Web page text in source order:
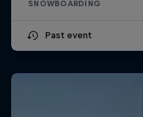
SNOWBOARDING
Past event